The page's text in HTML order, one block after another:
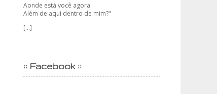
Aonde está você agora
Além de aqui dentro de mim?"
[...]
:: Facebook ::